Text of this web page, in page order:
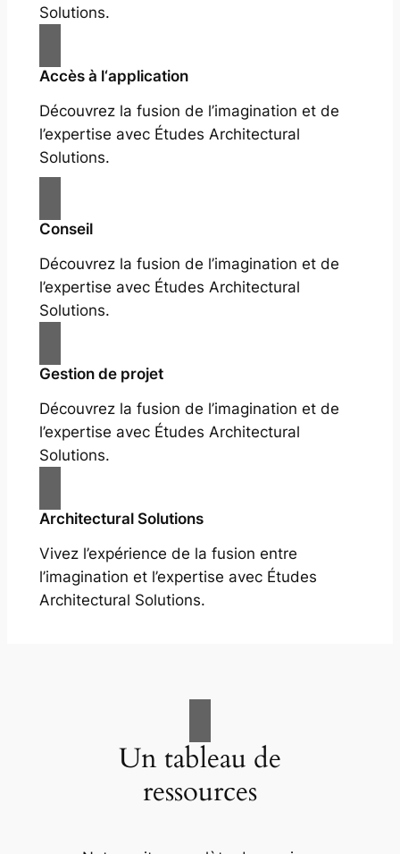
Solutions.
Accès à l‘application
Découvrez la fusion de l’imagination et de
l’expertise avec Études Architectural
Solutions.
Conseil
Découvrez la fusion de l’imagination et de
l’expertise avec Études Architectural
Solutions.
Gestion de projet
Découvrez la fusion de l’imagination et de
l’expertise avec Études Architectural
Solutions.
Architectural Solutions
Vivez l’expérience de la fusion entre
l’imagination et l’expertise avec Études
Architectural Solutions.
Un tableau de
ressources